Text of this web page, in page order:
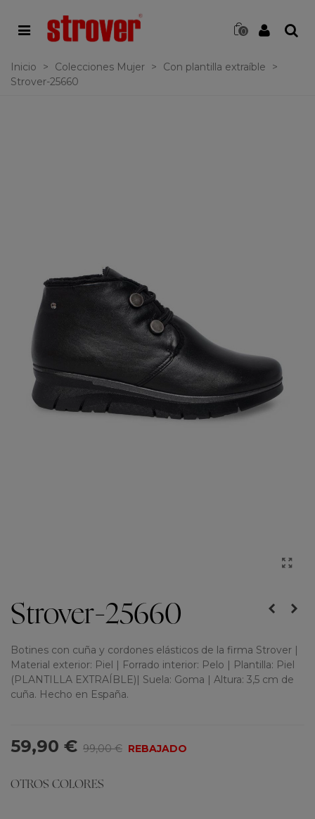
0
Inicio > Colecciones Mujer > Con plantilla extraíble
>
Strover-25660
Strover-25660
Botines con cuña y cordones elásticos de la firma Strover |
Material exterior: Piel | Forrado interior: Pelo | Plantilla: Piel
(PLANTILLA EXTRAÍBLE)| Suela: Goma | Altura: 3,5 cm de
cuña. Hecho en España.
59,90 € 99,00 € REBAJADO
OTROS COLORES